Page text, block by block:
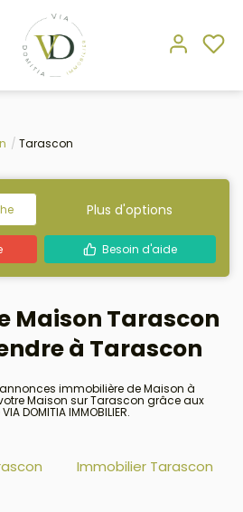
groupement
Tarascon
Plus d'options
Besoin d'aide
Maison Tarascon
à Tarascon
immobilière de Maison à
Maison sur Tarascon grâce aux
DOMITIA IMMOBILIER.
Immobilier Tarascon